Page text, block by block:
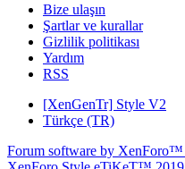
Bize ulaşın
Şartlar ve kurallar
Gizlilik politikası
Yardım
RSS
[XenGenTr] Style V2
Türkçe (TR)
Forum software by XenForo™